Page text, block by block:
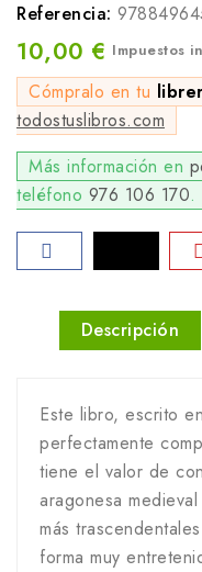
Referencia:
10,00 € Impuestos
Cómpralo en tu
todostuslibros.com
Más información en
teléfono 976 106 170.
Descripción
Este libro, escrito
perfectamente
tiene el valor de
aragonesa
más
forma muy